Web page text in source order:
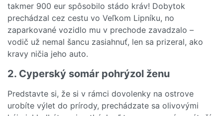
takmer 900 eur spôsobilo stádo kráv! Dobytok
prechádzal cez cestu vo Veľkom Lipníku, no
zaparkované vozidlo mu v prechode zavadzalo –
vodič už nemal šancu zasiahnuť, len sa prizeral, ako
kravy ničia jeho auto.
2. Cyperský somár pohrýzol ženu
Predstavte si, že si v rámci dovolenky na ostrove
urobíte výlet do prírody, prechádzate sa olivovými